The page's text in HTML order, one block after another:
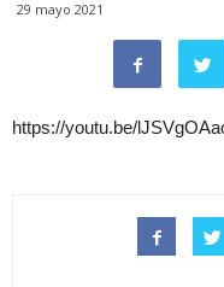
29 mayo 2021
https://youtu.be/